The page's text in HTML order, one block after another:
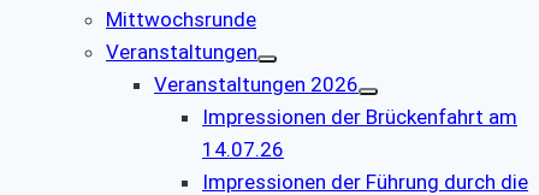
Mittwochsrunde
Veranstaltungen
Veranstaltungen 2026
Impressionen der Brückenfahrt am
14.07.26
Impressionen der Führung durch die